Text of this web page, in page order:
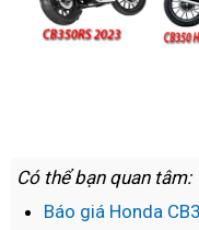
Có thể bạn quan tâm:
Báo giá Honda